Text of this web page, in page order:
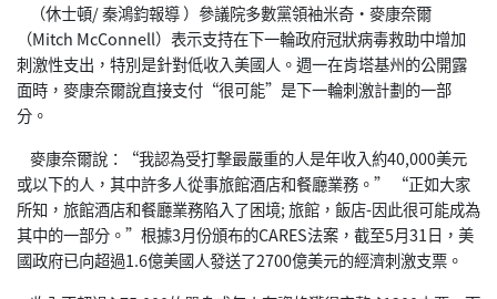
（休士頓/ 秦鴻鈞報導 ）參議院多數黨領袖米奇•麥康奈爾
（Mitch McConnell）表示支持在下一輪政府冠狀病毒救助中增加
刺激性支出，特別是針對低收入美國人。週一在肯塔基州的公開露
面時，麥康奈爾說直接支付“很可能”是下一輪刺激計劃的一部
分。
麥康奈爾說：“我認為受打擊最嚴重的人是年收入約40,000美元
或以下的人，其中許多人從事旅館酒店和餐廳業務。” “正如大家
所知，旅館酒店和餐廳業務陷入了困境; 旅館，飯店-因此很可能成為
其中的一部分。”根據3月份頒布的CARES法案，截至5月31日，美
國政府已向超過1.6億美國人發送了2700億美元的經濟刺激支票。